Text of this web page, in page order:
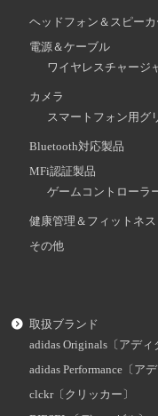
ヘッドフォン＆スピーカ
電源＆ケーブル
ワイヤレスチャージ
カメラ
スマートフォン用グ
Bluetooth対応製品
MFi認証製品
ゲームコントローラ
健康管理＆フィットネス
その他
取扱ブランド
adidas Originals〔アディ
adidas Performance〔ア
clckr〔クリッカー〕